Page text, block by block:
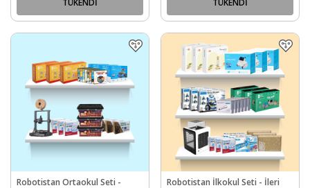
TÜKENDİ TÜKENDİ
Robotistan Ortaokul Seti -
Robotistan İlkokul Seti - İleri